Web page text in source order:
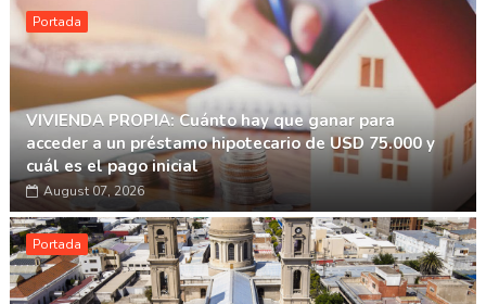
Portada
VIVIENDA PROPIA: Cuánto hay que ganar para
acceder a un préstamo hipotecario de USD 75.000 y
cuál es el pago inicial
August 07, 2026
Portada